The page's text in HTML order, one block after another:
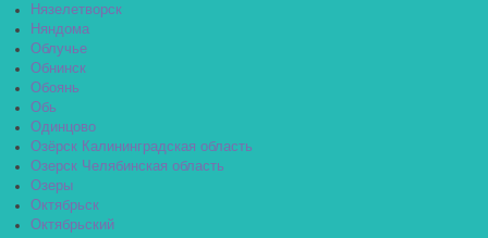
Нязелетворск
Няндома
Облучье
Обнинск
Обоянь
Обь
Одинцово
Озёрск Калининградская область
Озерск Челябинская область
Озеры
Октябрьск
Октябрьский